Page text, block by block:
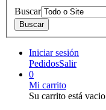
Buscar
Iniciar sesión
PedidosSalir
0
Mi carrito
Su carrito está vacio